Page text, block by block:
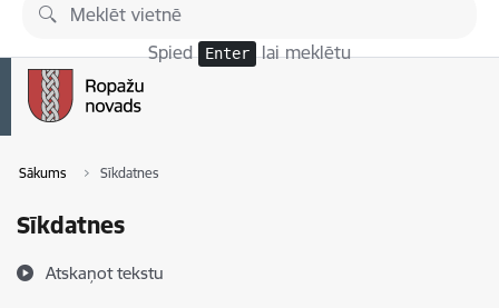
Pāriet uz lapas saturu
Spied Enter lai meklētu
Sākums Sīkdatnes
Sīkdatnes
Atskaņot tekstu